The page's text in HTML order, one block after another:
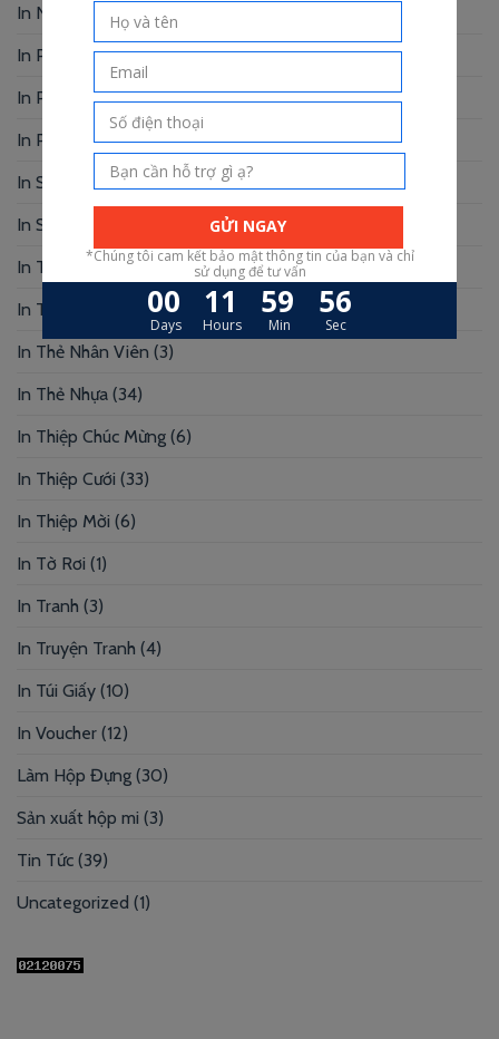
In Name Card
(49)
In Photobook(30)
In Postcard(1)
In Profile
(1)
In Sổ Tay
(2)
In Standee – PP
In Tag Treo(7)
In Thẻ Bài
In Thẻ Nhân Viên (3)
In Thẻ Nhựa (34)
In Thiệp Chúc Mừng (6)
In Thiệp Cưới (33)
In Thiệp Mời (6)
In Tờ Rơi (1)
In Tranh (3)
In Truyện Tranh (4)
In Túi Giấy (10)
In Voucher (12)
Làm Hộp Đựng (30)
Sản xuất hộp mi (3)
Tin Tức (39)
Uncategorized (1)